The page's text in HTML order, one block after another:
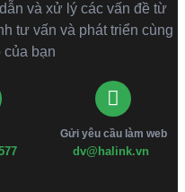
và xử lý các vấn đề từ
tư vấn và phát triển cùng
của bạn
Gửi yêu cầu làm web
dv@halink.vn